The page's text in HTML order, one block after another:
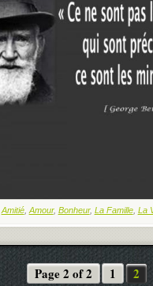
Amitié, Amour, Bonheur, La Famille, La
Page 2 of 2 1 2